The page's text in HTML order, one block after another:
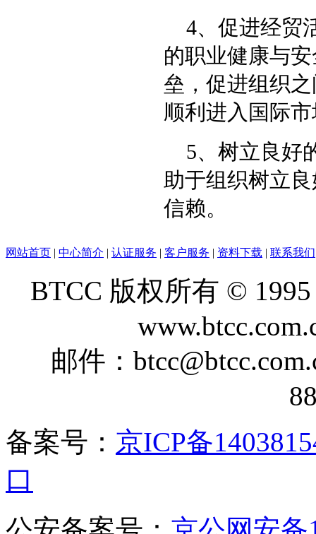
4、促进经贸
的职业健康与
垒，促进组织
顺利进入国际
5、树立良好
助于组织树立
信赖。
网站首页 | 中心简介 | 认证服务 | 客户服务 | 资料下载 | 联系我们
BTCC 版权所有 ©
邮件：
备案号： 京ICP备
口